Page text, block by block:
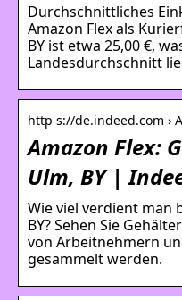
Durchschnittliches
Amazon Flex als
BY ist etwa 25,00 €,
Landesdurchschnitt
http s://de.indeed.com ›
Amazon Flex:
Ulm, BY |
Wie viel verdient man
BY? Sehen Sie
von Arbeitnehmern
gesammelt werden.